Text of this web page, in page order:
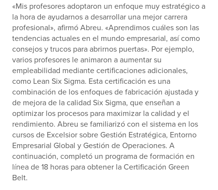
«Mis profesores adoptaron un enfoque muy estratégico a
la hora de ayudarnos a desarrollar una mejor carrera
profesional», afirmó Abreu. «Aprendimos cuáles son las
tendencias actuales en el mundo empresarial, así como
consejos y trucos para abrirnos puertas». Por ejemplo,
varios profesores le animaron a aumentar su
empleabilidad mediante certificaciones adicionales,
como Lean Six Sigma. Esta certificación es una
combinación de los enfoques de fabricación ajustada y
de mejora de la calidad Six Sigma, que enseñan a
optimizar los procesos para maximizar la calidad y el
rendimiento. Abreu se familiarizó con el sistema en los
cursos de Excelsior sobre Gestión Estratégica, Entorno
Empresarial Global y Gestión de Operaciones. A
continuación, completó un programa de formación en
línea de 18 horas para obtener la Certificación Green
Belt.